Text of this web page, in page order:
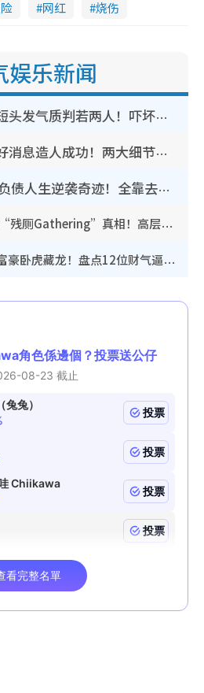
网红 烧伤
娱乐新闻
简淑儿染金发剪短头发气质判若两人！吓坏老公麦大力都认不出：“你做什么？”
汤洛雯传终于有好消息造人成功！两大细节曝孕味极浓引猜测：大肚婆先会咁！
五索亲揭10年前负债人生逆袭奇迹！全靠去一地方转运后即遇上马先生
林芊妤亲解12年前“残厕Gathering”真相！高层解约一句话重创尊严，至今拒返TVB
《爱·回家》隐形富豪卧虎藏龙！盘点12位财气逼人的有钱艺人：这位美女3亿身家不愁做